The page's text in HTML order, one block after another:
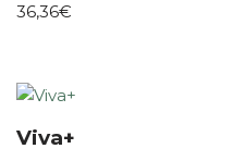
36,36€
Viva+